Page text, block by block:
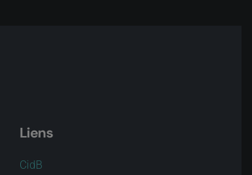
Liens
CidB